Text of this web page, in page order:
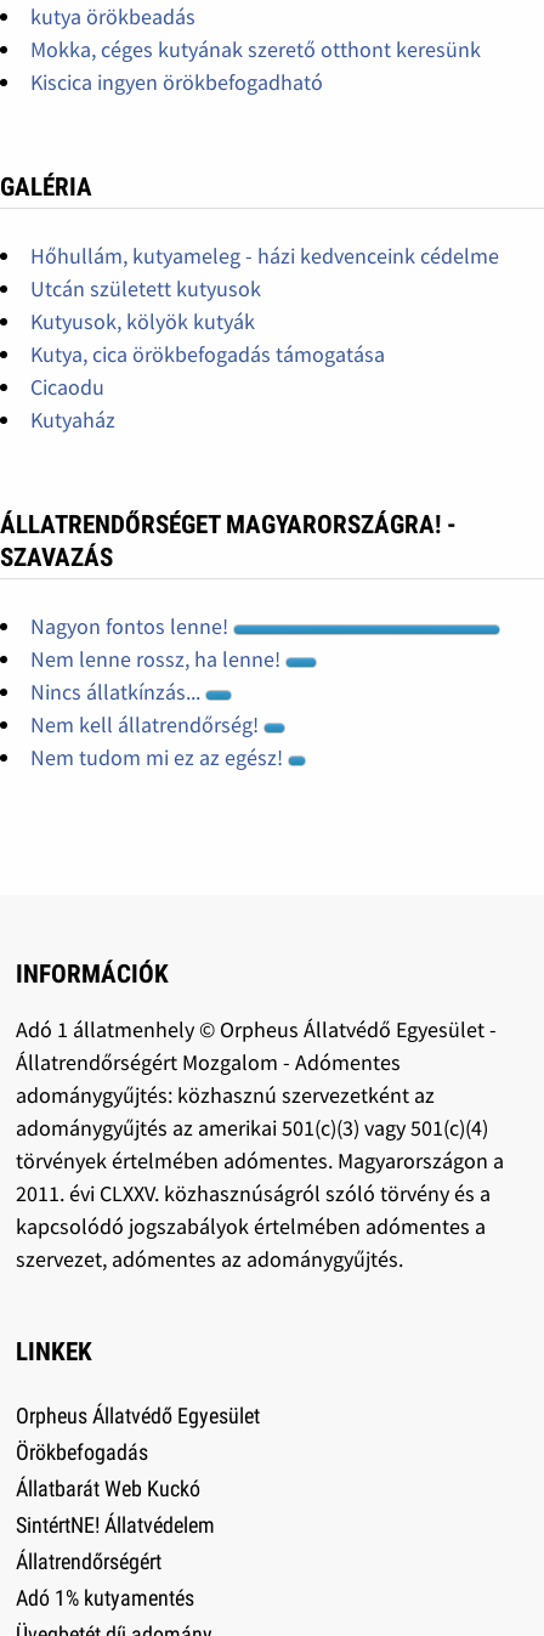
kutya örökbeadás
Mokka, céges kutyának szerető otthont keresünk
Kiscica ingyen örökbefogadható
GALÉRIA
Hőhullám, kutyameleg - házi kedvenceink cédelme
Utcán született kutyusok
Kutyusok, kölyök kutyák
Kutya, cica örökbefogadás támogatása
Cicaodu
Kutyaház
ÁLLATRENDŐRSÉGET MAGYARORSZÁGRA! -
SZAVAZÁS
Nagyon fontos lenne!
Nem lenne rossz, ha lenne!
Nincs állatkínzás...
Nem kell állatrendőrség!
Nem tudom mi ez az egész!
INFORMÁCIÓK
Adó 1 állatmenhely © Orpheus Állatvédő Egyesület -
Állatrendőrségért Mozgalom - Adómentes
adománygyűjtés: közhasznú szervezetként az
adománygyűjtés az amerikai 501(c)(3) vagy 501(c)(4)
törvények értelmében adómentes. Magyarországon a
2011. évi CLXXV. közhasznúságról szóló törvény és a
kapcsolódó jogszabályok értelmében adómentes a
szervezet, adómentes az adománygyűjtés.
LINKEK
Orpheus Állatvédő Egyesület
Örökbefogadás
Állatbarát Web Kuckó
SintértNE! Állatvédelem
Állatrendőrségért
Adó 1% kutyamentés